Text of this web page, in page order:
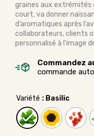
graines aux extrémités
court, va donner
d’aromatiques après
collaborateurs, clients
personnalisé à l’image
Commandez
commande
Variété : Basilic